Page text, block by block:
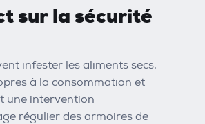
sur la sécurité
infester les aliments secs,
à la consommation et
une intervention
régulier des armoires de